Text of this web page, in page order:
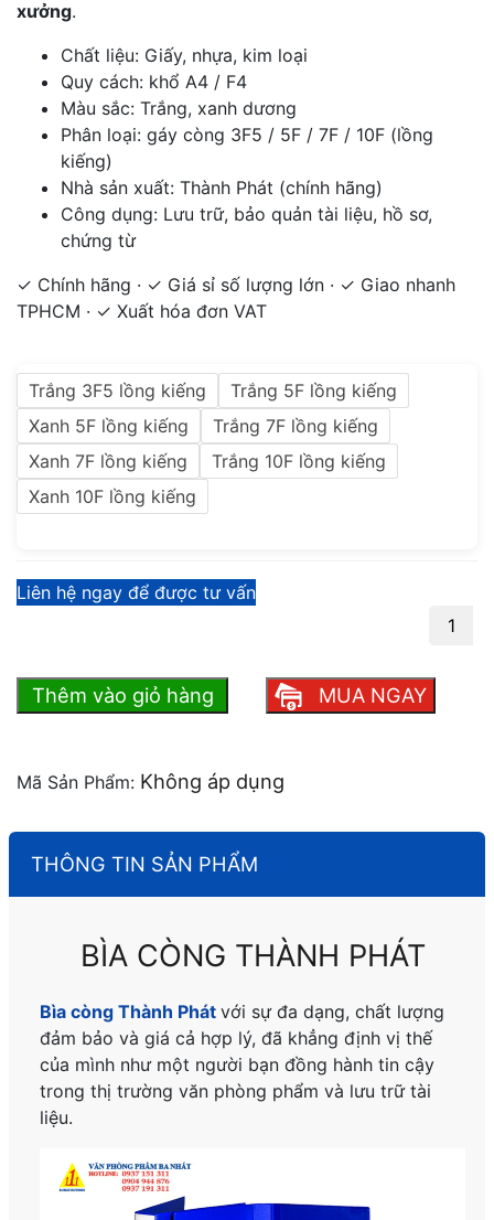
xưởng.
Chất liệu: Giấy, nhựa, kim loại
Quy cách: khổ A4 / F4
Màu sắc: Trắng, xanh dương
Phân loại: gáy còng 3F5 / 5F / 7F / 10F (lồng
kiếng)
Nhà sản xuất: Thành Phát (chính hãng)
Công dụng: Lưu trữ, bảo quản tài liệu, hồ sơ,
chứng từ
✓ Chính hãng · ✓ Giá sỉ số lượng lớn · ✓ Giao nhanh
TPHCM · ✓ Xuất hóa đơn VAT
Trắng 3F5 lồng kiếng
Trắng 5F lồng kiếng
Xanh 5F lồng kiếng
Trắng 7F lồng kiếng
Xanh 7F lồng kiếng
Trắng 10F lồng kiếng
Xanh 10F lồng kiếng
Liên hệ ngay để được tư vấn
Bìa còng Thành
Thêm vào giỏ hàng MUA NGAY
Mã Sản Phẩm: Không áp dụng
THÔNG TIN SẢN PHẨM
BÌA CÒNG THÀNH PHÁT
Bìa còng Thành Phátvới sự đa dạng, chất lượng
đảm bảo và giá cả hợp lý, đã khẳng định vị thế
của mình như một người bạn đồng hành tin cậy
trong thị trường văn phòng phẩm và lưu trữ tài
liệu.